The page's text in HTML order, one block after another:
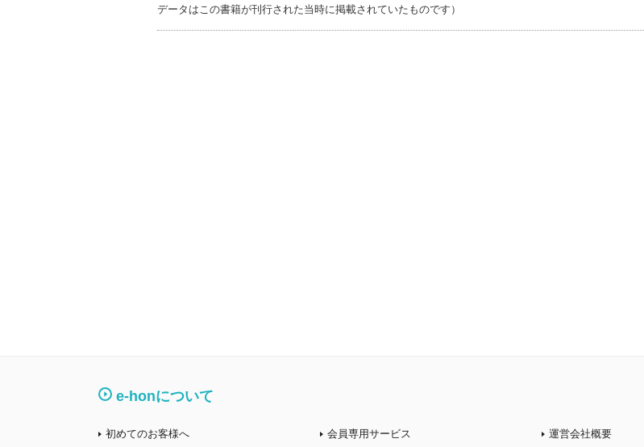
データはこの書籍が刊行された当時に掲載されていたものです）
e-honについて
初めてのお客様へ 会員専用サービス 運営会社概要